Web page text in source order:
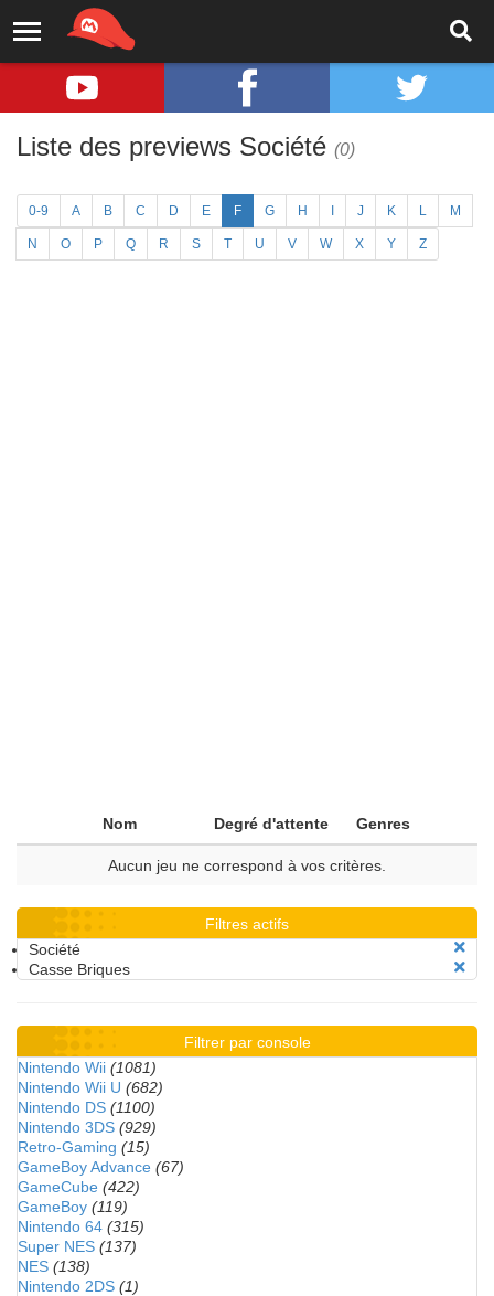
Liste des previews Société (0)
0-9 A B C D E F G H J K L M
N O P Q R S T U V W X Y Z
Nom Degré d'attente Genres
Aucun jeu ne correspond à vos critères.
Filtres actifs
Société
Casse Briques
Filtrer par console
Nintendo Wii (1081)
Nintendo Wii U (682)
Nintendo DS (1100)
Nintendo 3DS (929)
Retro-Gaming (15)
GameBoy Advance (67)
GameCube (422)
GameBoy (119)
Nintendo 64 (315)
Super NES (137)
NES (138)
Nintendo 2DS (1)